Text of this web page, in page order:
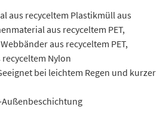
aus recyceltem Plastikmüll aus
aus recyceltem PET,
aus recyceltem PET,
Nylon
bei leichtem Regen und kurzer
Außenbeschichtung